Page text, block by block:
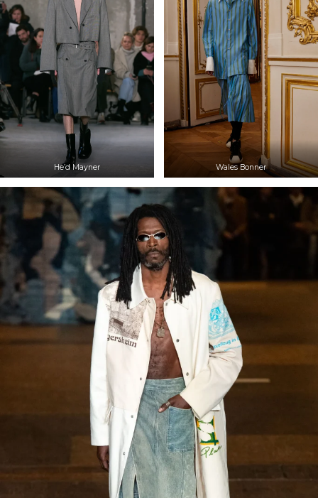
He’d Mayner Wales Bonner